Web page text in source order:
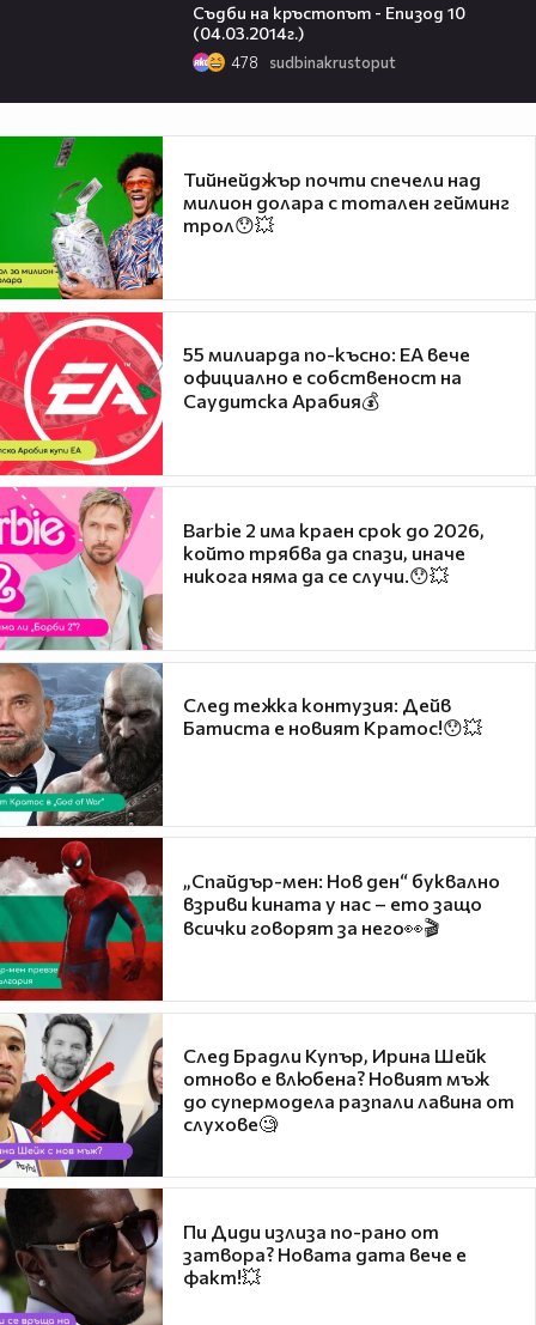
Съдби на кръстопът - Епизод 10
(04.03.2014г.)
478 sudbinakrustoput
Тийнейджър почти спечели над
милион долара с тотален гейминг
трол😯💥
55 милиарда по-късно: EA вече
официално е собственост на
Саудитска Арабия💰
Barbie 2 има краен срок до 2026,
който трябва да спази, иначе
никога няма да се случи.😯💥
След тежка контузия: Дейв
Батиста е новият Кратос!😯💥
„Спайдър-мен: Нов ден“ буквално
взриви кината у нас – ето защо
всички говорят за него👀🎬
След Брадли Купър, Ирина Шейк
отново е влюбена? Новият мъж
до супермодела разпали лавина от
слухове🧐
Пи Диди излиза по-рано от
затвора? Новата дата вече е
факт!💥